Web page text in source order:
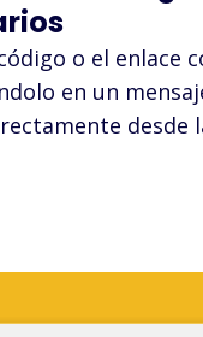
o el enlace
en un
desde